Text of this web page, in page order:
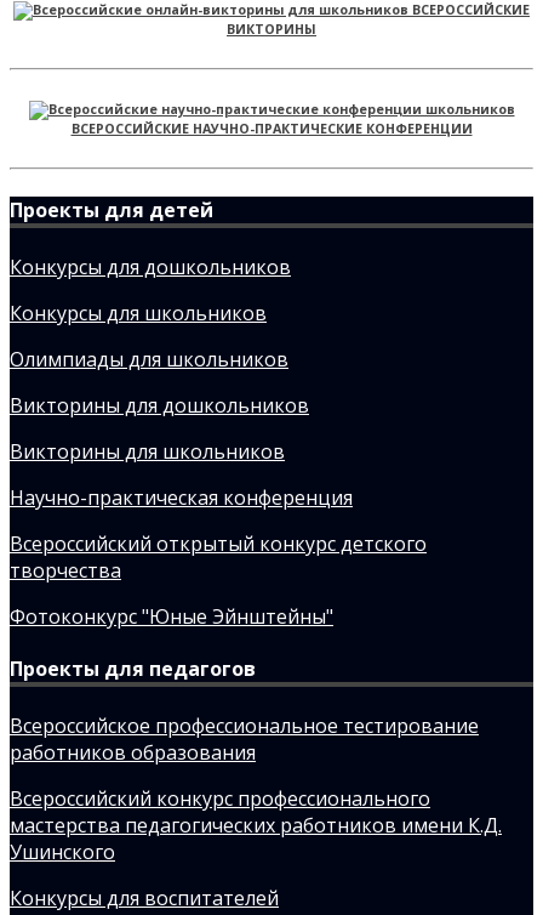
ВСЕРОССИЙСКИЕ
ВИКТОРИНЫ
ВСЕРОССИЙСКИЕ НАУЧНО-ПРАКТИЧЕСКИЕ КОНФЕРЕНЦИИ
Проекты для детей
Конкурсы для дошкольников
Конкурсы для школьников
Олимпиады для школьников
Викторины для дошкольников
Викторины для школьников
Научно-практическая конференция
Всероссийский открытый конкурс детского
творчества
Фотоконкурс "Юные Эйнштейны"
Проекты для педагогов
Всероссийское профессиональное тестирование
работников образования
Всероссийский конкурс профессионального
мастерства педагогических работников имени К.Д.
Ушинского
Конкурсы для воспитателей